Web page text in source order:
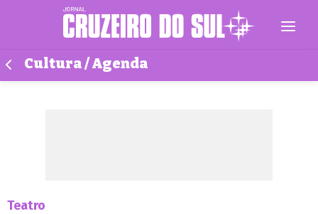
Cultura / Agenda
Teatro